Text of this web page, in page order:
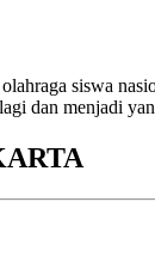
siswa
dan menjadi